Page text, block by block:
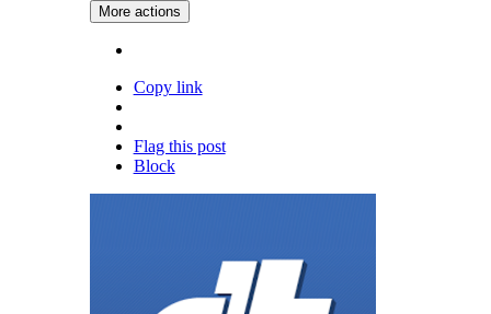
More actions
Copy link
Flag this post
Block